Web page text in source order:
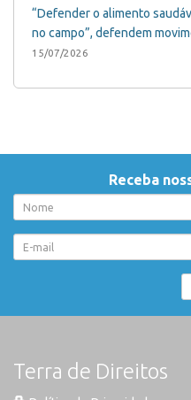
“Defender o alimento
no campo”, defendem
15/07/2026
Receba
Terra de Direitos